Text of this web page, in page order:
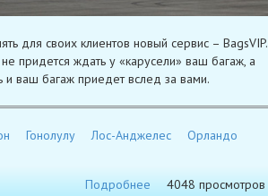
для своих клиентов новый сервис – BagsVIP.
придется ждать у «карусели» ваш багаж, а
и ваш багаж приедет вслед за вами.
Гонолулу Лос-Анджелес
Орландо
Подробнее
4048 просмотров